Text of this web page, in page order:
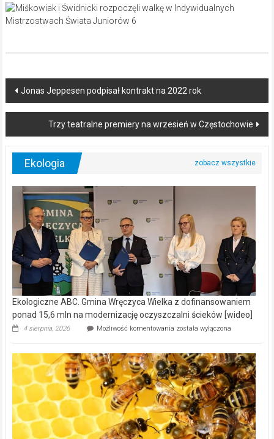
Post
navigation
Jonas Jeppesen podpisał kontrakt na 2022 rok
Trzy teatralne premiery na wrzesień w Częstochowie
Ekologia
Ekologiczne ABC. Gmina Wręczyca Wielka z dofinansowaniem
ponad 15,6 mln na modernizację oczyszczalni ścieków [wideo]
4 sierpnia, 2026 Możliwość komentowania Ekologiczne
Wręczyca
Wielka
z
dofinansowaniem
ponad
15,6
mln
na
modernizację
została wyłączona